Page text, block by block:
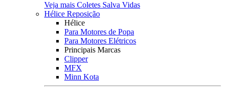
Veja mais Coletes Salva Vidas
Hélice Reposição
Hélice
Para Motores de Popa
Para Motores Elétricos
Principais Marcas
Clipper
MFX
Minn Kota